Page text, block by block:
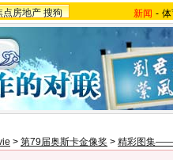
点房地产 搜狗 新闻 -
> 第79届奥斯卡金像奖 > 精彩图集——